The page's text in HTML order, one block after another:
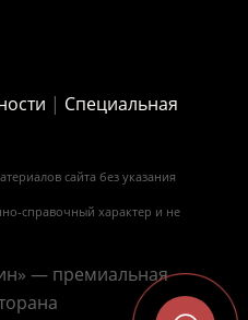
| Специальная
сайта без указания
справочный характер и не
— премиальная